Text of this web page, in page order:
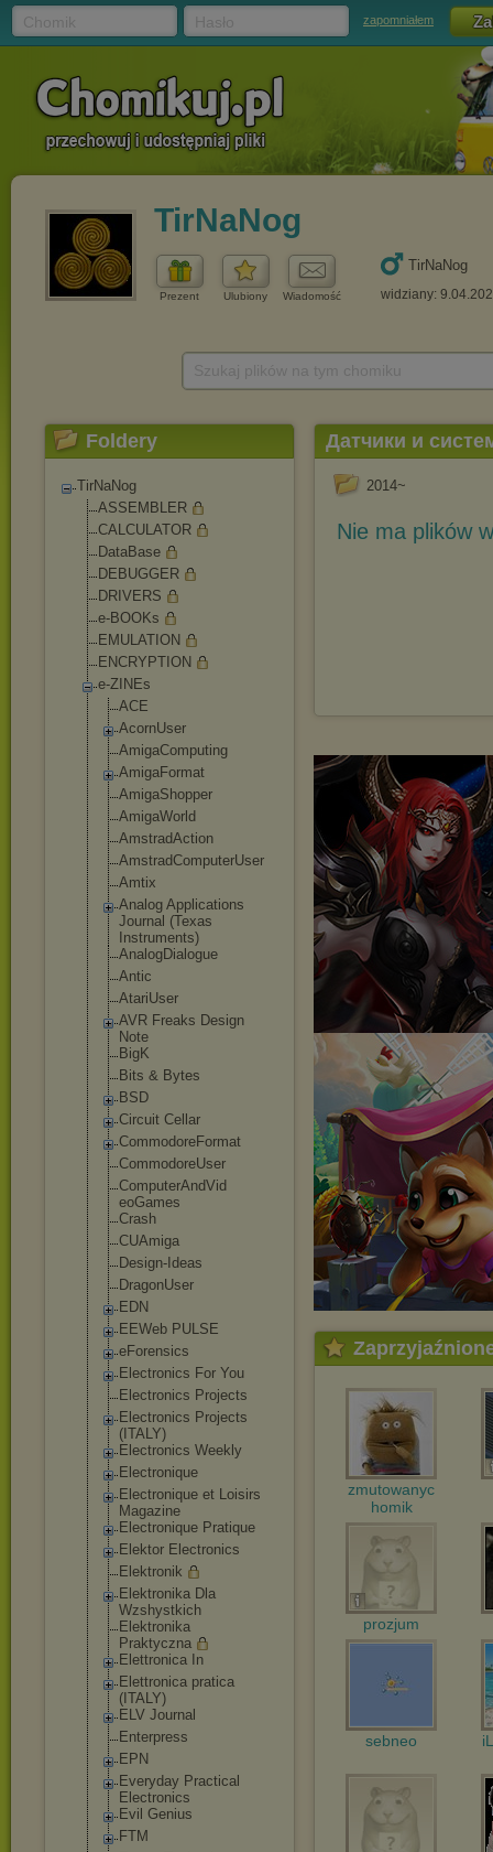
zapomniałem
TirNaNog
Prezent Ulubiony Wiadomość
TirNaNog
widziany:
Foldery
TirNaNog
ASSEMBLER
CALCULATOR
DataBase
DEBUGGER
DRIVERS
e-BOOKs
EMULATION
ENCRYPTION
e-ZINEs
ACE
AcornUser
AmigaComputing
AmigaFormat
AmigaShopper
AmigaWorld
AmstradAction
AmstradComputerUser
Amtix
Analog Applications
Journal (Texas
Instruments)
AnalogDialogue
Antic
AtariUser
AVR Freaks Design
Note
BigK
Bits & Bytes
BSD
Circuit Cellar
CommodoreFormat
CommodoreUser
ComputerAndVid
eoGames
Crash
CUAmiga
Design-Ideas
DragonUser
EDN
EEWeb PULSE
eForensics
Electronics For You
Electronics Projects
Electronics Projects
(ITALY)
Electronics Weekly
Electronique
Electronique et Loisirs
Magazine
Electronique Pratique
Elektor Electronics
Elektronik
Elektronika Dla
Wzshystkich
Elektronika
Praktyczna
Elettronica In
Elettronica pratica
(ITALY)
ELV Journal
Enterpress
EPN
Everyday Practical
Electronics
Evil Genius
FTM
Датчики и
2014~
Nie ma plików
zmutowanyc
homik
prozjum
sebneo